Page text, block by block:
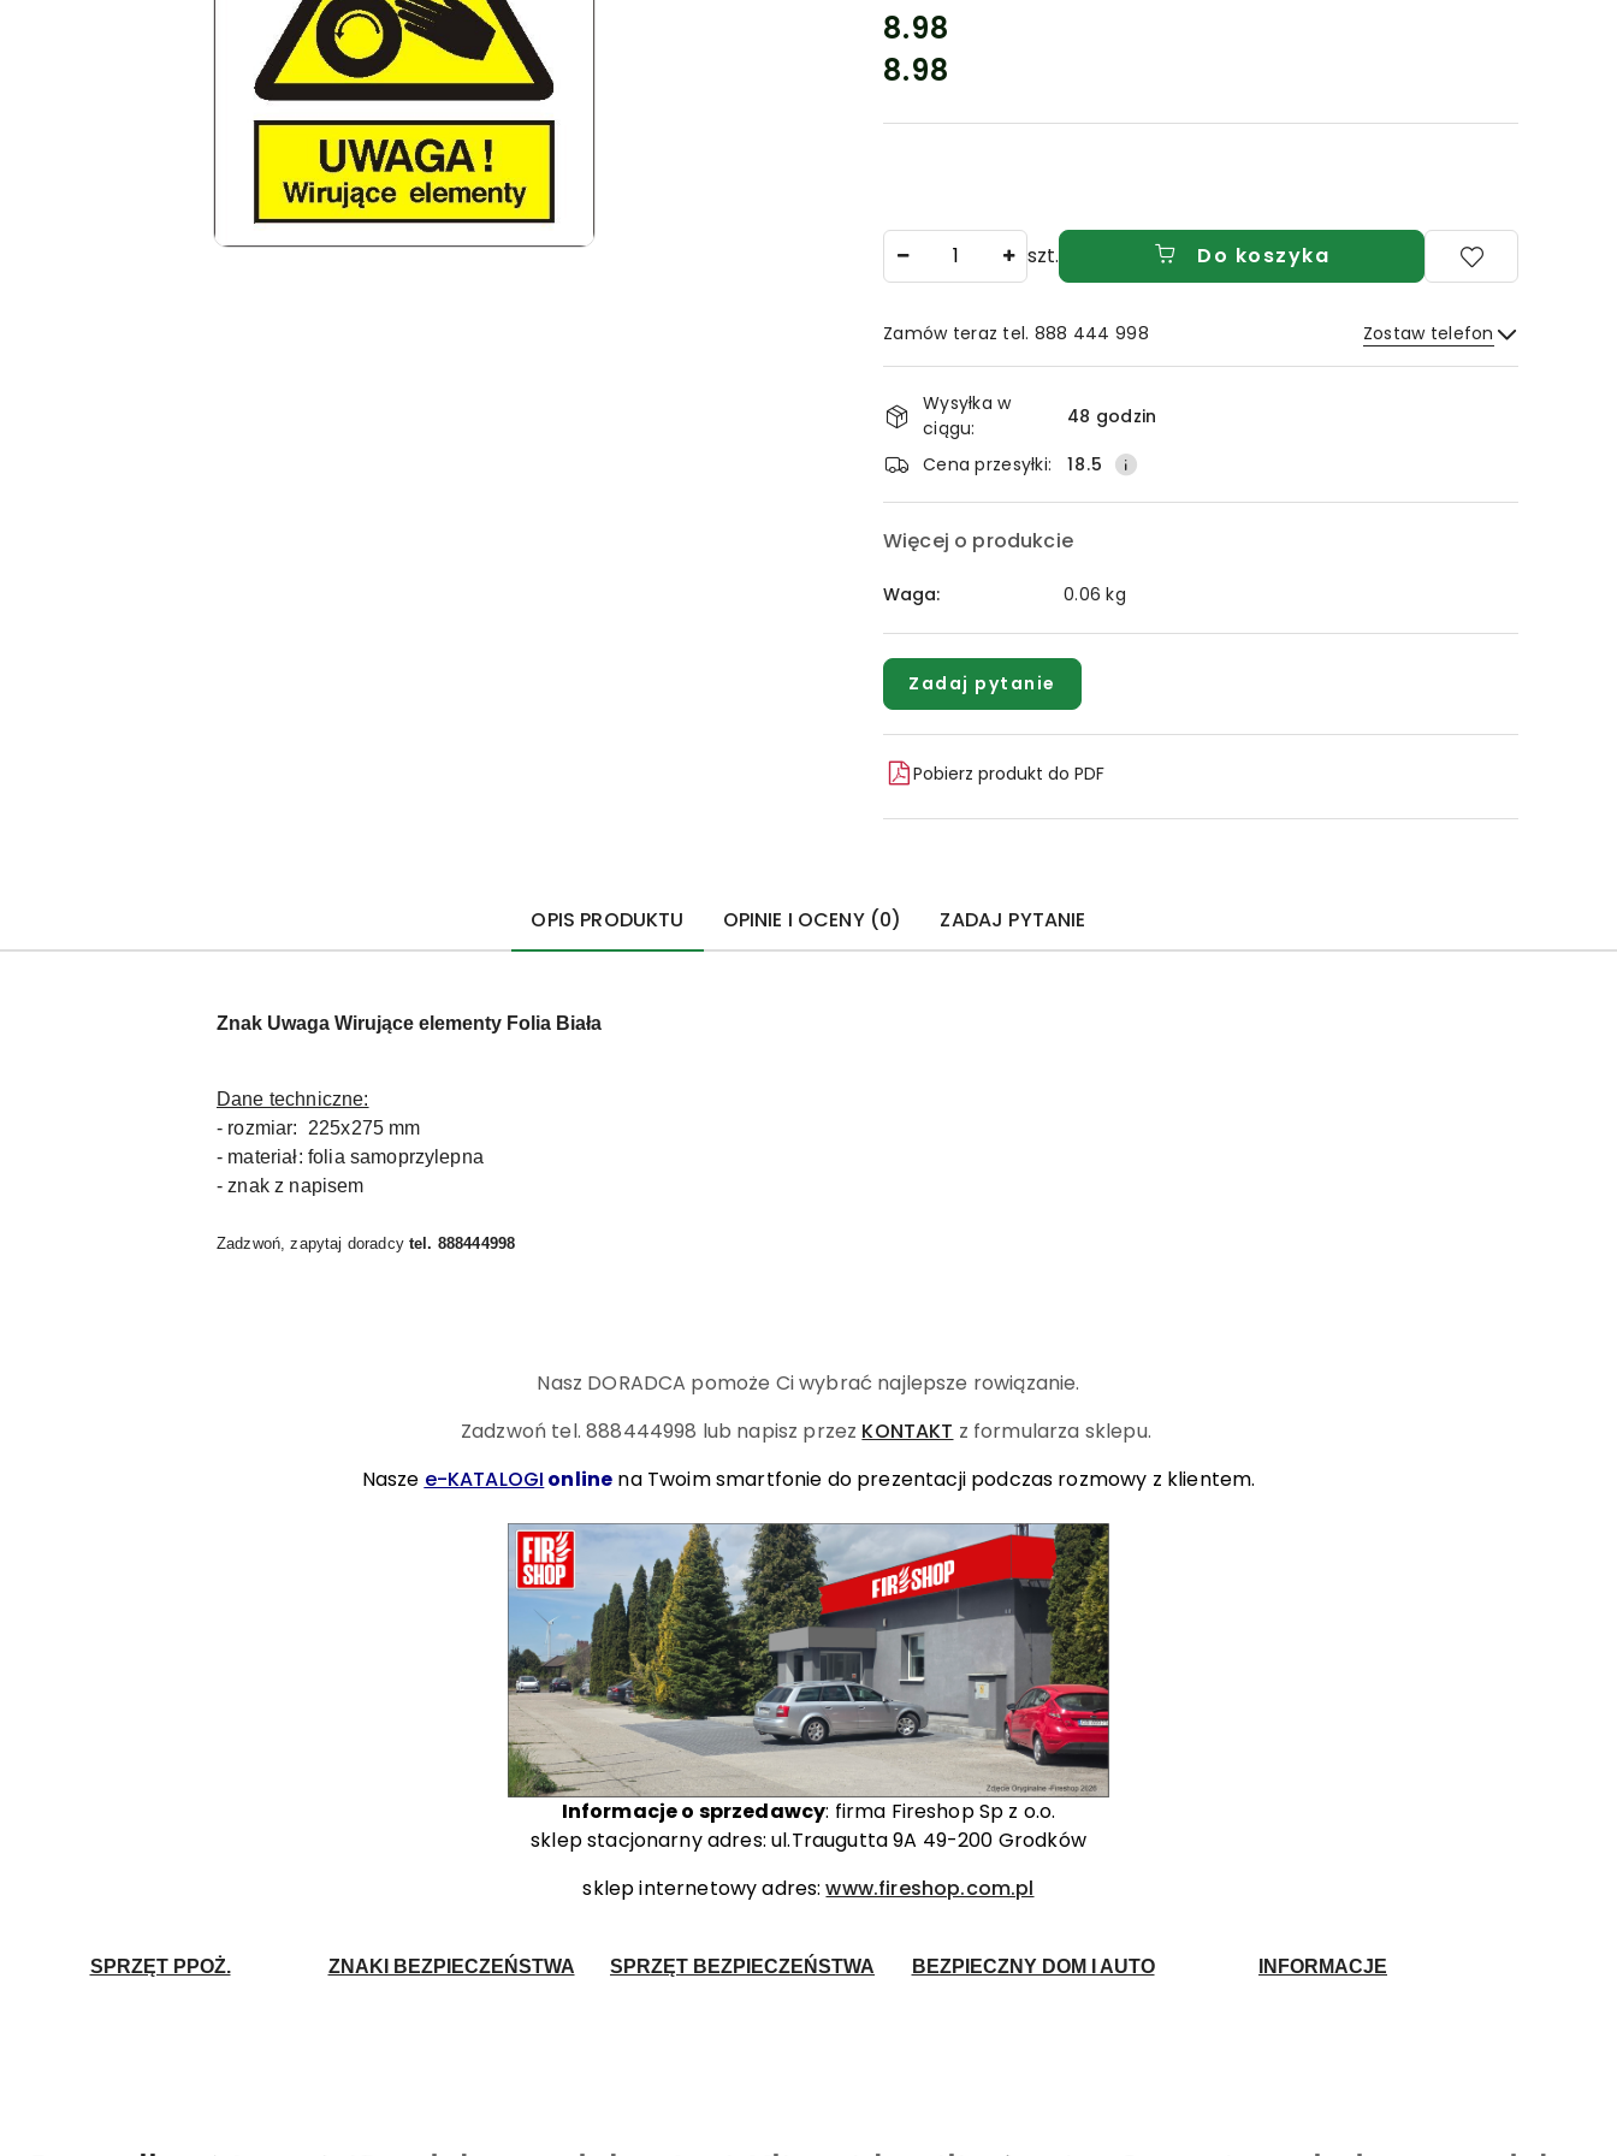
cena:
8.98
Cena:
8.98
szt. Do koszyka
Zamów teraz tel. 888 444 998 Zostaw telefon
Wyślij
Dostępność
i
dostawa
Wysyłka w
ciągu:
48 godzin
Cena przesyłki:
18.5
Więcej o produkcie
Waga: 0.06 kg
Zadaj pytanie
Pobierz produkt do PDF
OPIS PRODUKTU OPINIE I OCENY (0) ZADAJ PYTANIE
Znak Uwaga Wirujące elementy Folia Biała
Dane techniczne:
- rozmiar: 225x275 mm
- materiał: folia samoprzylepna
- znak z napisem
Zadzwoń, zapytaj doradcy tel. 888444998
Nasz DORADCA pomoże Ci wybrać najlepsze rowiązanie.
Zadzwoń tel. 888444998 lub napisz przez KONTAKT z formularza sklepu.
Nasze e-KATALOGI online na Twoim smartfonie do prezentacji podczas rozmowy z klientem.
Informacje o sprzedawcy: firma Fireshop Sp z o.o.
sklep stacjonarny adres: ul.Traugutta 9A 49-200 Grodków
sklep internetowy adres:www.fireshop.com.pl
SPRZĘT PPOŻ. ZNAKI BEZPIECZEŃSTWA SPRZĘT BEZPIECZEŃSTWA BEZPIECZNY DOM I AUTO INFORMACJE